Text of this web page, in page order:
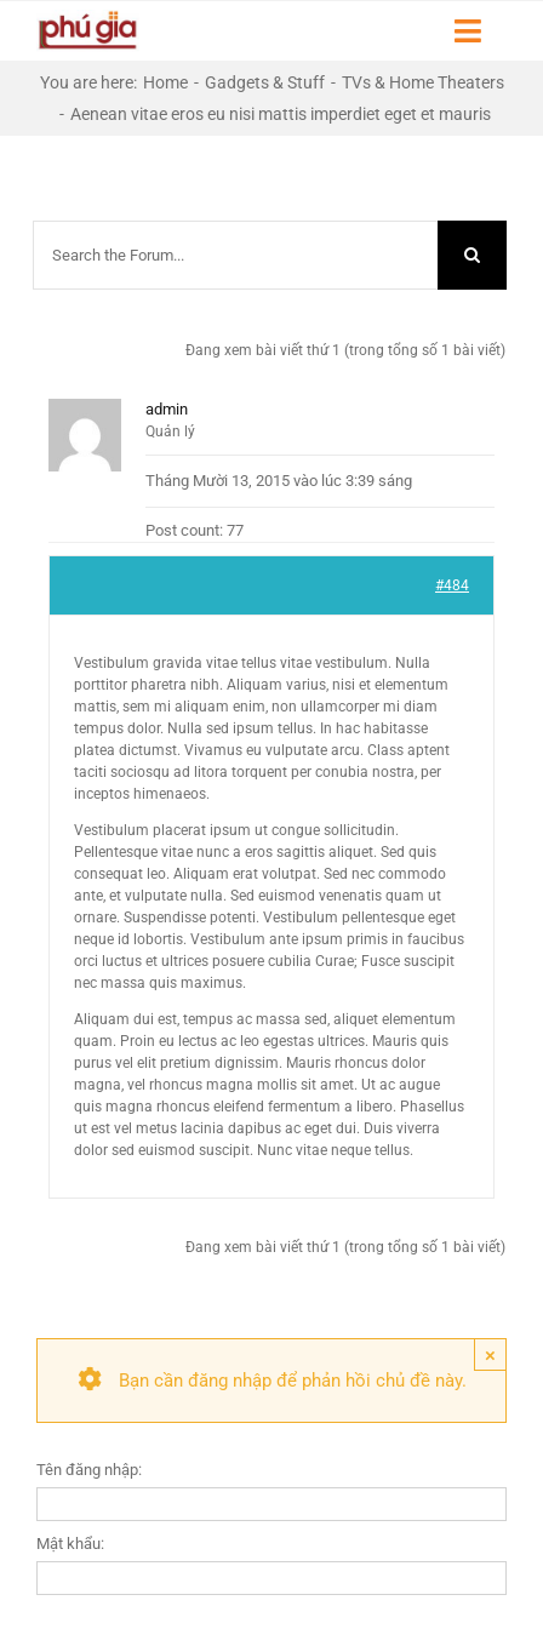
contentHOME
DỰ ÁN
LIÊN HỆ
You are here: Home - Gadgets & Stuff - TVs & Home Theaters
- Aenean vitae eros eu nisi mattis imperdiet eget et mauris
Đang xem bài viết thứ 1 (trong tổng số 1 bài viết)
admin
Quản lý
Tháng Mười 13, 2015 vào lúc 3:39 sáng
Post count: 77
#484
Vestibulum gravida vitae tellus vitae vestibulum. Nulla
porttitor pharetra nibh. Aliquam varius, nisi et elementum
mattis, sem mi aliquam enim, non ullamcorper mi diam
tempus dolor. Nulla sed ipsum tellus. In hac habitasse
platea dictumst. Vivamus eu vulputate arcu. Class aptent
taciti sociosqu ad litora torquent per conubia nostra, per
inceptos himenaeos.
Vestibulum placerat ipsum ut congue sollicitudin.
Pellentesque vitae nunc a eros sagittis aliquet. Sed quis
consequat leo. Aliquam erat volutpat. Sed nec commodo
ante, et vulputate nulla. Sed euismod venenatis quam ut
ornare. Suspendisse potenti. Vestibulum pellentesque eget
neque id lobortis. Vestibulum ante ipsum primis in faucibus
orci luctus et ultrices posuere cubilia Curae; Fusce suscipit
nec massa quis maximus.
Aliquam dui est, tempus ac massa sed, aliquet elementum
quam. Proin eu lectus ac leo egestas ultrices. Mauris quis
purus vel elit pretium dignissim. Mauris rhoncus dolor
magna, vel rhoncus magna mollis sit amet. Ut ac augue
quis magna rhoncus eleifend fermentum a libero. Phasellus
ut est vel metus lacinia dapibus ac eget dui. Duis viverra
dolor sed euismod suscipit. Nunc vitae neque tellus.
Đang xem bài viết thứ 1 (trong tổng số 1 bài viết)
×
Bạn cần đăng nhập để phản hồi chủ đề này.
Tên đăng nhập:
Mật khẩu: